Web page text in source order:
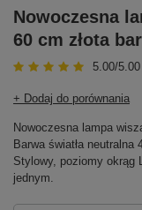
Nowoczesna
60 cm złota
5.00/5.00
+ Dodaj do porównania
Nowoczesna lampa
Barwa światła neutralna
Stylowy, poziomy okrąg
jednym.